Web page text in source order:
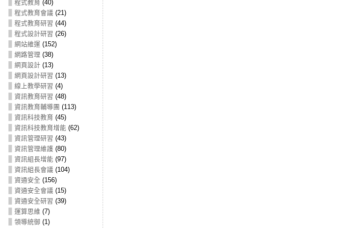
程式教育 (40)
程式教育會議 (21)
程式教育研習 (44)
程式設計研習 (26)
網站維運 (152)
網路管理 (38)
網頁設計(13)
網頁設計研習 (13)
線上教學研習 (4)
資訊教育研習 (48)
資訊教育輔導團 (113)
資訊科技教育 (45)
資訊科技教育增能(62)
資訊管理研習 (43)
資訊管理維護(80)
資訊組長增能(97)
資訊組長會議 (104)
資通安全 (156)
資通安全會議 (15)
資通安全研習 (39)
運算思維 (7)
領導統御 (1)